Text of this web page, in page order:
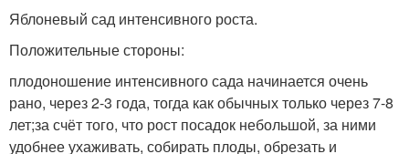
Яблоневый сад интенсивного роста.
Положительные стороны:
плодоношение интенсивного сада начинается очень
рано, через 2-3 года, тогда как обычных только через 7-8
лет;за счёт того, что рост посадок небольшой, за ними
удобнее ухаживать, собирать плоды, обрезать и